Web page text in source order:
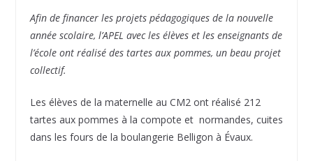
Afin de financer les projets pédagogiques de la nouvelle
année scolaire, l’APEL avec les élèves et les enseignants de
l’école ont réalisé des tartes aux pommes, un beau projet
collectif.
Les élèves de la maternelle au CM2 ont réalisé 212
tartes aux pommes à la compote et normandes, cuites
dans les fours de la boulangerie Belligon à Évaux.